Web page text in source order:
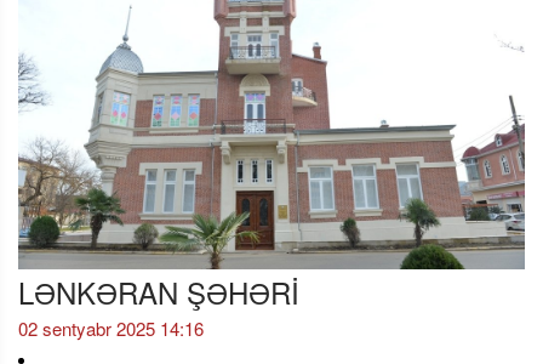
LƏNKƏRAN ŞƏHƏRİ
02 sentyabr 2025 14:16